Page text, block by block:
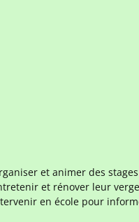
et animer des
et rénover leur
en école pour